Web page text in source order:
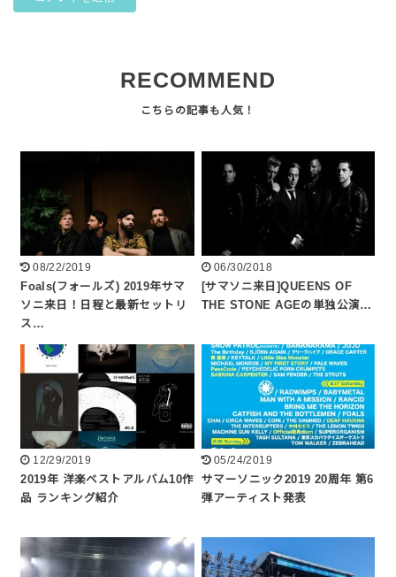
RECOMMEND
08/22/2019
Foals(フォールズ) 2019年サマ
ソニ来日！日程と最新セットリ
ス…
06/30/2018
[サマソニ来日]QUEENS OF
THE STONE AGEの単独公演…
12/29/2019
2019年 洋楽ベストアルバム10作
品 ランキング紹介
05/24/2019
サマーソニック2019 20周年 第6
弾アーティスト発表